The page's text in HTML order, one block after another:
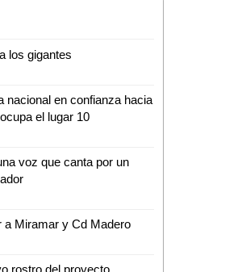
los gigantes
nacional en confianza hacia
el lugar 10
voz que canta por un
a Miramar y Cd Madero